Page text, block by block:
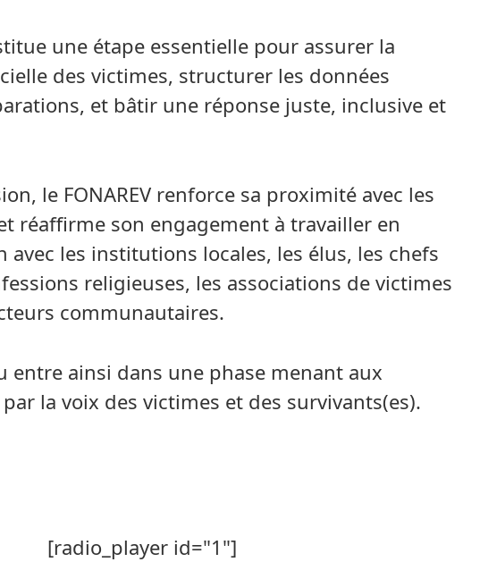
une étape essentielle pour assurer la
des victimes, structurer les données
et bâtir une réponse juste, inclusive et
le FONAREV renforce sa proximité avec les
réaffirme son engagement à travailler en
les institutions locales, les élus, les chefs
religieuses, les associations de victimes
communautaires.
entre ainsi dans une phase menant aux
la voix des victimes et des survivants(es).
[radio_player id="1"]